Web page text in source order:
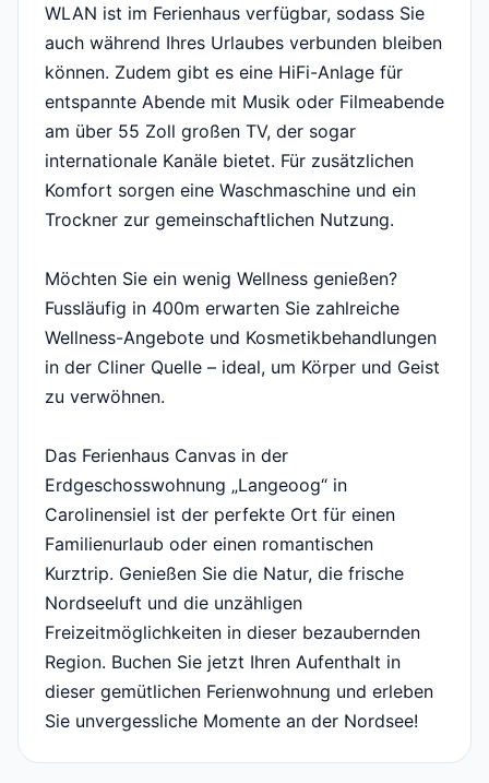
WLAN ist im Ferienhaus verfügbar, sodass Sie
auch während Ihres Urlaubes verbunden bleiben
können. Zudem gibt es eine HiFi-Anlage für
entspannte Abende mit Musik oder Filmeabende
am über 55 Zoll großen TV, der sogar
internationale Kanäle bietet. Für zusätzlichen
Komfort sorgen eine Waschmaschine und ein
Trockner zur gemeinschaftlichen Nutzung.
Möchten Sie ein wenig Wellness genießen?
Fussläufig in 400m erwarten Sie zahlreiche
Wellness-Angebote und Kosmetikbehandlungen
in der Cliner Quelle – ideal, um Körper und Geist
zu verwöhnen.
Das Ferienhaus Canvas in der
Erdgeschosswohnung „Langeoog“ in
Carolinensiel ist der perfekte Ort für einen
Familienurlaub oder einen romantischen
Kurztrip. Genießen Sie die Natur, die frische
Nordseeluft und die unzähligen
Freizeitmöglichkeiten in dieser bezaubernden
Region. Buchen Sie jetzt Ihren Aufenthalt in
dieser gemütlichen Ferienwohnung und erleben
Sie unvergessliche Momente an der Nordsee!